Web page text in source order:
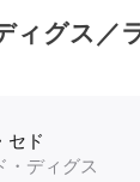
ィグス／